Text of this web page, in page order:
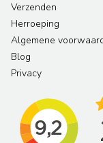
Verzenden
Herroeping
Algemene
Blog
Privacy